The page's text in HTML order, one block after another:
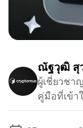
ณัฐวุฒิ สุ
ผู้เชี่ยวชา
คู่มือที่เข้า